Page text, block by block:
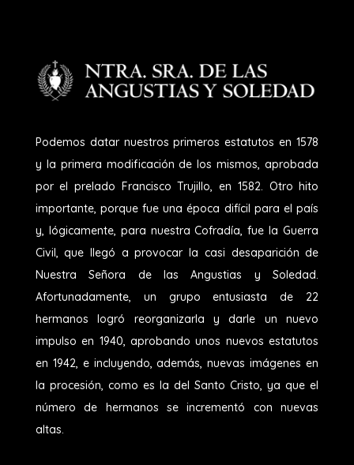
Podemos datar nuestros primeros estatutos en 1578
y la primera modificación de los mismos, aprobada
por el prelado Francisco Trujillo, en 1582. Otro hito
importante, porque fue una época difícil para el país
y, lógicamente, para nuestra Cofradía, fue la Guerra
Civil, que llegó a provocar la casi desaparición de
Nuestra Señora de las Angustias y Soledad.
Afortunadamente, un grupo entusiasta de 22
hermanos logró reorganizarla y darle un nuevo
impulso en 1940, aprobando unos nuevos estatutos
en 1942, e incluyendo, además, nuevas imágenes en
la procesión, como es la del Santo Cristo, ya que el
número de hermanos se incrementó con nuevas
altas.